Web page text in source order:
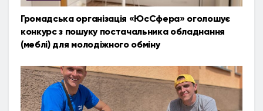
Громадська організація «ЮсСфера» оголошує
конкурс з пошуку постачальника обладнання
(меблі) для молодіжного обміну